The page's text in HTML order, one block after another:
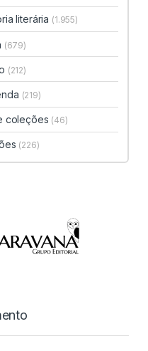
literária (1.955)
(679)
(212)
(219)
coleções (46)
(226)